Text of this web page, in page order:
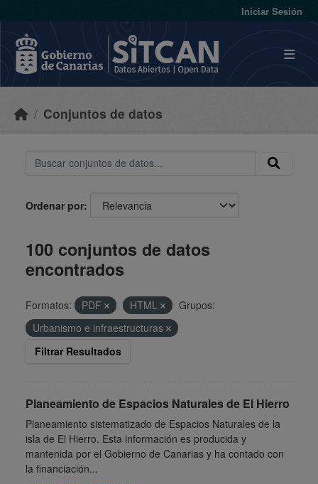
Iniciar Sesión
Conjuntos de datos
Ordenar por
100 conjuntos de datos
encontrados
Formatos: PDF HTML
Grupos:
Urbanismo e infraestructuras
Filtrar Resultados
Planeamiento de Espacios Naturales de El Hierro
Planeamiento sistematizado de Espacios Naturales de la
isla de El Hierro. Esta información es producida y
mantenida por el Gobierno de Canarias y ha contado con
la financiación...